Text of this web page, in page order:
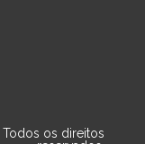
os direitos